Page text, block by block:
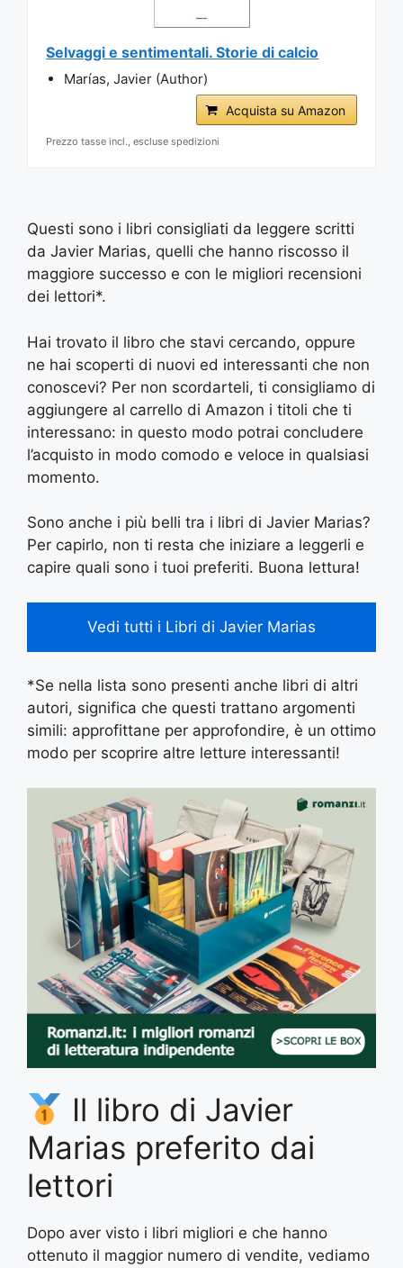
Selvaggi e sentimentali. Storie di calcio
Marías, Javier (Author)
Acquista su Amazon
Prezzo tasse incl., escluse spedizioni
Questi sono i libri consigliati da leggere scritti
da Javier Marias, quelli che hanno riscosso il
maggiore successo e con le migliori recensioni
dei lettori*.
Hai trovato il libro che stavi cercando, oppure
ne hai scoperti di nuovi ed interessanti che non
conoscevi? Per non scordarteli, ti consigliamo di
aggiungere al carrello di Amazon i titoli che ti
interessano: in questo modo potrai concludere
l’acquisto in modo comodo e veloce in qualsiasi
momento.
Sono anche i più belli tra i libri di Javier Marias?
Per capirlo, non ti resta che iniziare a leggerli e
capire quali sono i tuoi preferiti. Buona lettura!
Vedi tutti i Libri di Javier Marias
*Se nella lista sono presenti anche libri di altri
autori, significa che questi trattano argomenti
simili: approfittane per approfondire, è un ottimo
modo per scoprire altre letture interessanti!
Il libro di Javier
Marias preferito dai
lettori
Dopo aver visto i libri migliori e che hanno
ottenuto il maggior numero di vendite, vediamo